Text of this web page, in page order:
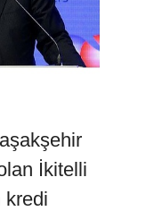
İkitelli
kredi